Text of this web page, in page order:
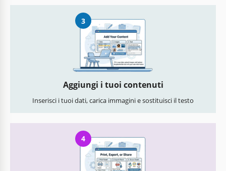
3
Aggiungi i tuoi contenuti
Inserisci i tuoi dati, carica immagini e sostituisci il testo
4